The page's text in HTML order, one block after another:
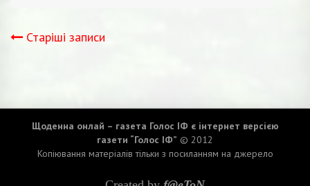
Навігація
Старіші записи
Щоденна онлай – газета Голос ІФ є інтернет версією
газети “Голос ІФ” © 2012
Копіювання матеріалів тільки з посиланням на джерело